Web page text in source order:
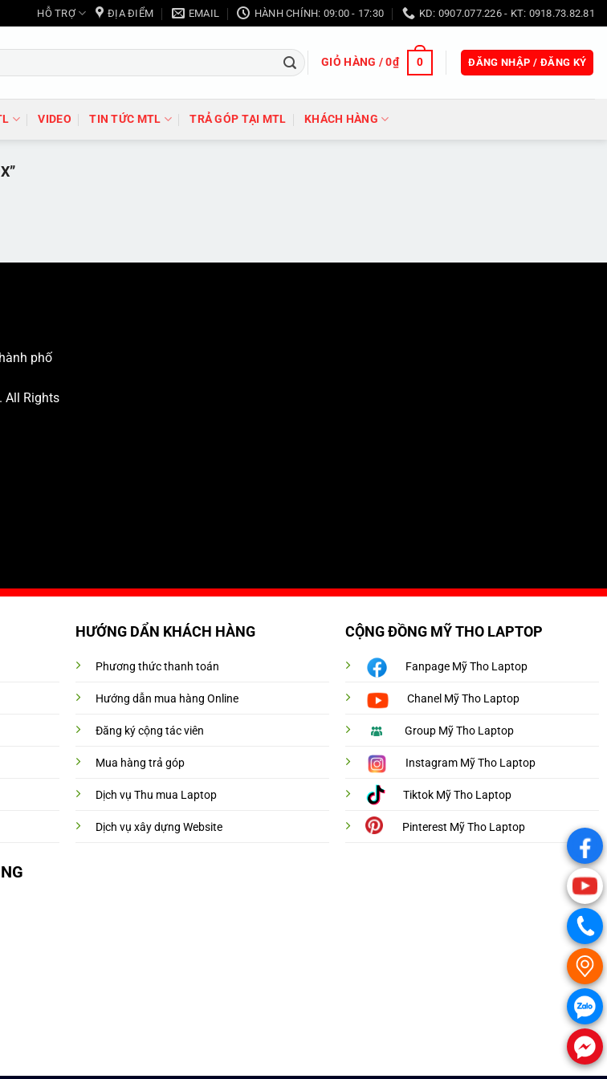
HỖ TRỢ ĐỊA ĐIỂM EMAIL HÀNH CHÍNH: 09:00 - 17:30 KD: 0907.077.226 - KT: 0918.73.82.81
GIỎ HÀNG /0₫ 0 ĐĂNG NHẬP / ĐĂNG KÝ
VIDEO TIN TỨC MTL TRẢ GÓP TẠI MTL KHÁCH HÀNG
phố
. All Rights
HƯỚNG DẨN KHÁCH HÀNG
Phương thức thanh toán
Hướng dẫn mua hàng Online
Đăng ký cộng tác viên
Mua hàng trả góp
Dịch vụ Thu mua Laptop
Dịch vụ xây dựng Website
CỘNG ĐỒNG MỸ THO LAPTOP
Fanpage Mỹ Tho Laptop
Chanel Mỹ Tho Laptop
Group Mỹ Tho Laptop
Instagram Mỹ Tho Laptop
Tiktok Mỹ Tho Laptop
Pinterest Mỹ Tho Laptop
.
.
.
.
.
.